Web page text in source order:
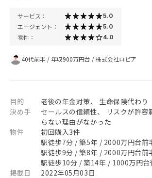
サービス： 5.0
エージェント： 5.0
物件： 4.0
40代前半 / 年収900万円台 /株式会社ロピア
目的
老後の年金対策、 生命保険代わり
決め手
セールスの信頼性、 リスクが許容
らない理由がなかった
物件
初回購入3件
駅徒歩7分 / 築5年 / 2000万円台前
駅徒歩9分 / 築8年 / 2000万円台前
駅徒歩10分 / 築14年 / 1000万円台
掲載日
2022年05月03日